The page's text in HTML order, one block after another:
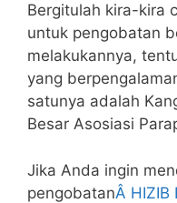
Bergitulah kira-kira
untuk pengobatan
melakukannya,
yang
satunya adalah
Besar Asosiasi
Jika Anda ingin
pengobatanÂ HIZIB